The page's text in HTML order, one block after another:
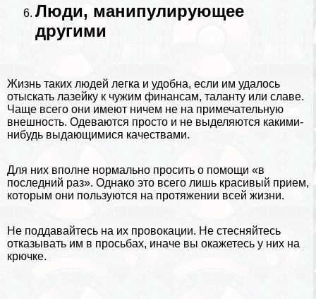
Люди, манипулирующее
другими
Жизнь таких людей легка и удобна, если им удалось
отыскать лазейку к чужим финансам, таланту или славе.
Чаще всего они имеют ничем не на примечательную
внешность. Одеваются просто и не выделяются какими-
нибудь выдающимися качествами.
Для них вполне нормально просить о помощи «в
последний раз». Однако это всего лишь красивый прием,
которым они пользуются на протяжении всей жизни.
Не поддавайтесь на их провокации. Не стесняйтесь
отказывать им в просьбах, иначе вы окажетесь у них на
крючке.